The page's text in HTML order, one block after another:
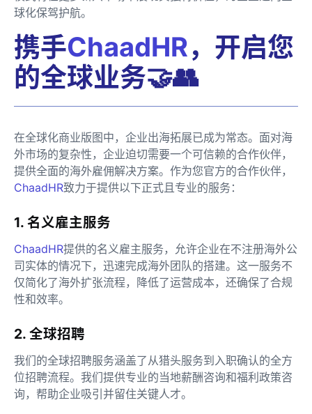
球化保驾护航。
携手ChaadHR，开启您
的全球业务🤝👥
在全球化商业版图中，企业出海拓展已成为常态。面对海
外市场的复杂性，企业迫切需要一个可信赖的合作伙伴，
提供全面的海外雇佣解决方案。作为您官方的合作伙伴，
ChaadHR致力于提供以下正式且专业的服务：
1. 名义雇主服务
ChaadHR提供的名义雇主服务，允许企业在不注册海外公
司实体的情况下，迅速完成海外团队的搭建。这一服务不
仅简化了海外扩张流程，降低了运营成本，还确保了合规
性和效率。
2. 全球招聘
我们的全球招聘服务涵盖了从猎头服务到入职确认的全方
位招聘流程。我们提供专业的当地薪酬咨询和福利政策咨
询，帮助企业吸引并留住关键人才。